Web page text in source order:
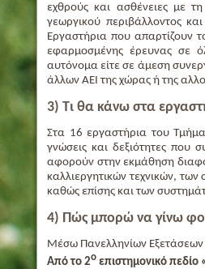
εχθρούς και ασθένειες με
γεωργικού περιβάλλοντος
Εργαστήρια που απαρτίζουν
εφαρμοσμένης έρευνας σε
αυτόνομα είτε σε άμεση
άλλων ΑΕΙ της χώρας ή της
3) Τι θα κάνω στα
Στα 16 εργαστήρια του
γνώσεις και δεξιότητες που
αφορούν στην εκμάθηση
καλλιεργητικών τεχνικών,
καθώς επίσης και των
4) Πώς μπορώ να γίνω
Μέσω Πανελληνίων Εξετάσεων
Από το 2ο επιστημονικό